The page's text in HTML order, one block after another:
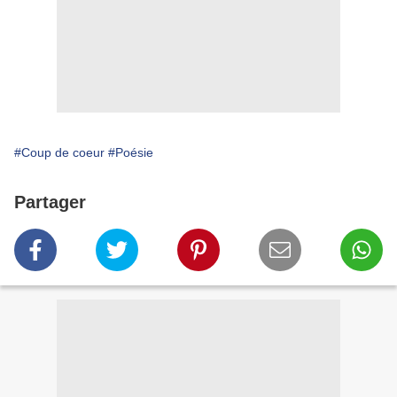
#Coup de coeur #Poésie
Partager